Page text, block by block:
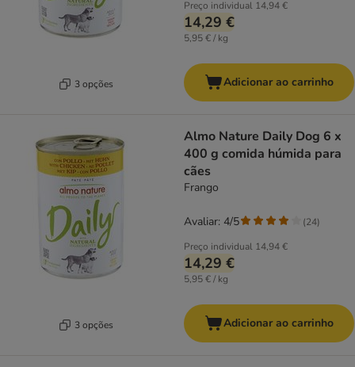
3 opções
Preço individual 14,94 €
14,29 €
5,95 € / kg
Adicionar ao carrinho
3 opções
Almo Nature Daily Dog 6 x
400 g comida húmida para
cães
Frango
Preço individual 14,94 €
14,29 €
5,95 € / kg
Avaliar: 4/5 (24)
Adicionar ao carrinho